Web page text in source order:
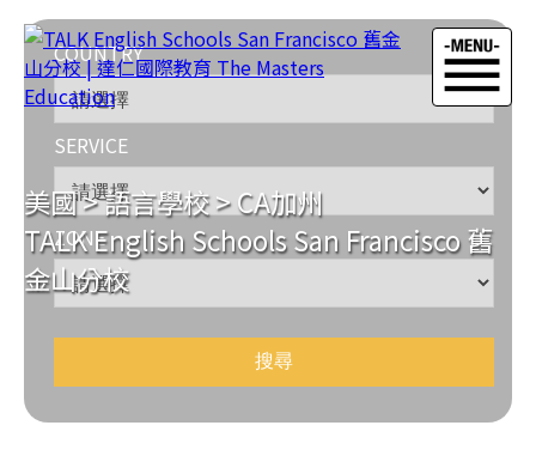
美國>語言學校>CA加州
TALK English Schools San Francisco 舊
金山分校
COUNTRY
SERVICE
ZONE